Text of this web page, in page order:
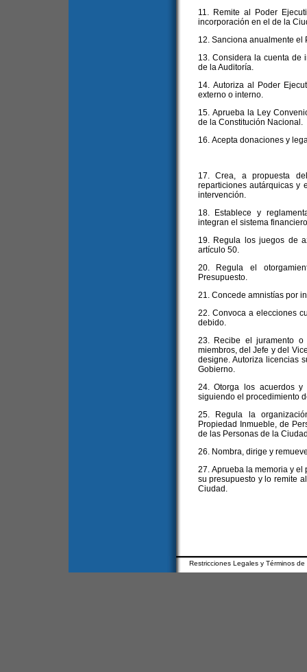
11. Remite al Poder
incorporación en el de la
12. Sanciona anualmente el
13. Considera la cuenta de
de la Auditoría.
14. Autoriza al Poder
externo o interno.
15. Aprueba la Ley
de la Constitución Nacional.
16. Acepta donaciones y
17. Crea, a propuesta
reparticiones autárquicas y
intervención.
18. Establece y
integran el sistema
19. Regula los juegos de
artículo 50.
20. Regula el
Presupuesto.
21. Concede amnistías por
22. Convoca a elecciones
debido.
23. Recibe el juramento
miembros, del Jefe y del
designe. Autoriza licencias
Gobierno.
24. Otorga los acuerdos y
siguiendo el procedimiento
25. Regula la
Propiedad Inmueble, de
de las Personas de la
26. Nombra, dirige y
27. Aprueba la memoria y
su presupuesto y lo remite
Ciudad.
Restricciones Legales y Términos de